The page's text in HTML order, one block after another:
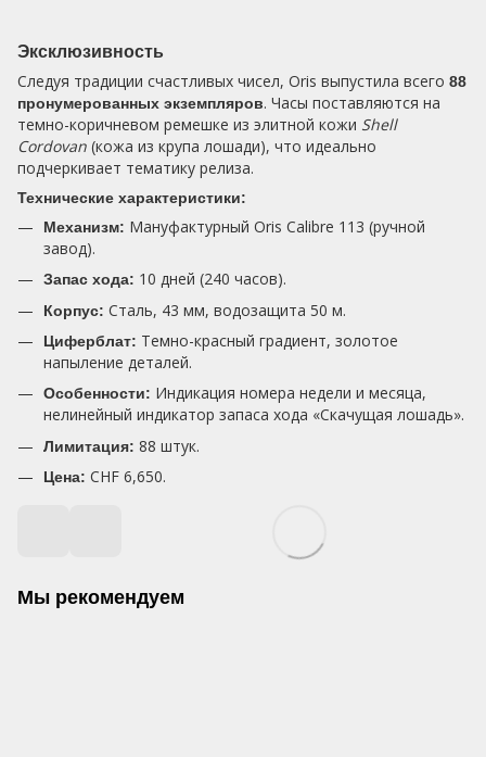
Эксклюзивность
Следуя традиции счастливых чисел, Oris выпустила всего 88
пронумерованных экземпляров. Часы поставляются на
темно-коричневом ремешке из элитной кожи Shell
Cordovan (кожа из крупа лошади), что идеально
подчеркивает тематику релиза.
Технические характеристики:
Механизм: Мануфактурный Oris Calibre 113 (ручной
завод).
Запас хода: 10 дней (240 часов).
Корпус: Сталь, 43 мм, водозащита 50 м.
Циферблат: Темно-красный градиент, золотое
напыление деталей.
Особенности: Индикация номера недели и месяца,
нелинейный индикатор запаса хода «Скачущая лошадь».
Лимитация: 88 штук.
Цена: CHF 6,650.
Мы рекомендуем